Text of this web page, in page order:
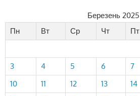
Березень 2025
Пн
Вт Ср Чт Пт
3
4 5 6 7
10
11 12 13 14